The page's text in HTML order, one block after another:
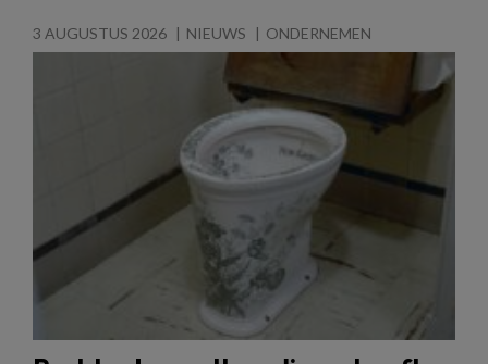
3 AUGUSTUS 2026 NIEUWS ONDERNEMEN